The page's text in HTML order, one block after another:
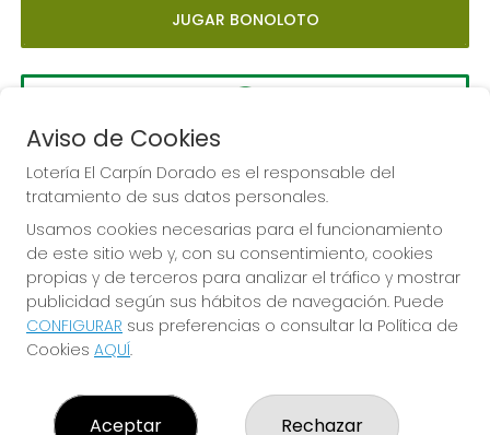
JUGAR BONOLOTO
LA PRIMITIVA
Sorteo del día 10-08-2026
PRÓXIMO BOTE MILLONARIO:
56.000.000€
JUGAR LA PRIMITIVA
Aviso de Cookies
Lotería El Carpín Dorado es el responsable del
tratamiento de sus datos personales.
Usamos cookies necesarias para el funcionamiento
de este sitio web y, con su consentimiento, cookies
propias y de terceros para analizar el tráfico y mostrar
publicidad según sus hábitos de navegación. Puede
CONFIGURAR sus preferencias o consultar la Política de
Cookies AQUÍ.
Aceptar Rechazar